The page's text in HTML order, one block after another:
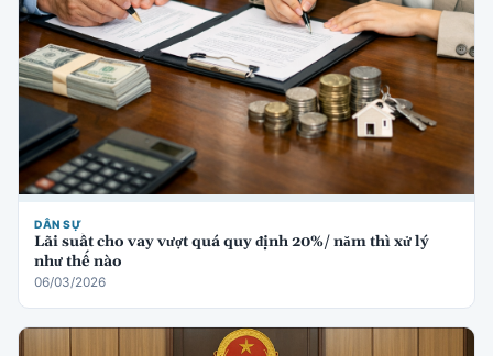
DÂN SỰ
Lãi suất cho vay vượt quá quy định 20%/ năm thì xử lý
như thế nào
06/03/2026